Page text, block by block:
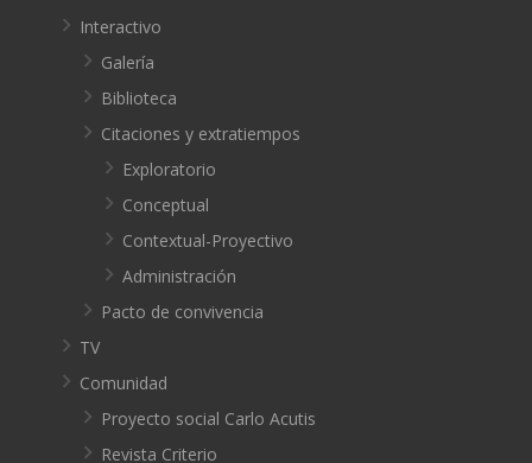
Interactivo
Galería
Biblioteca
Citaciones y extratiempos
Exploratorio
Conceptual
Contextual-Proyectivo
Administración
Pacto de convivencia
TV
Comunidad
Proyecto social Carlo Acutis
Revista Criterio